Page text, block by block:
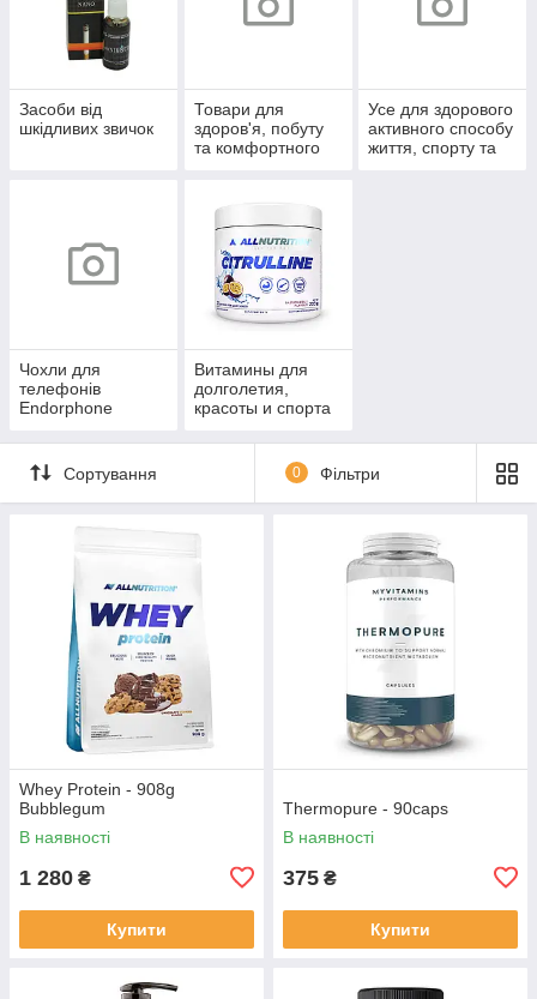
Засоби від
шкідливих звичок
Товари для
здоров'я, побуту
та комфортного
Усе для здорового
активного способу
життя, спорту та
Чохли для
телефонів
Endorphone
Витамины для
долголетия,
красоты и спорта
Сортування 0 Фільтри
Whey Protein - 908g
Bubblegum
В наявності
1 280 ₴
Купити
Thermopure - 90caps
В наявності
375 ₴
Купити